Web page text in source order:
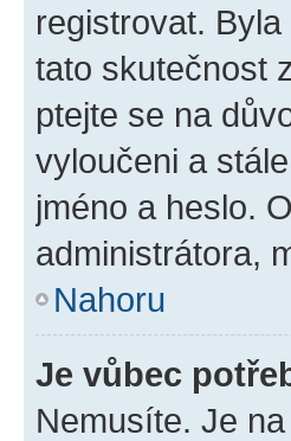
registrovat.
tato skutečnost
ptejte se na
vyloučeni a
jméno a heslo.
administrátora,
Nahoru
Je vůbec
Nemusíte. Je